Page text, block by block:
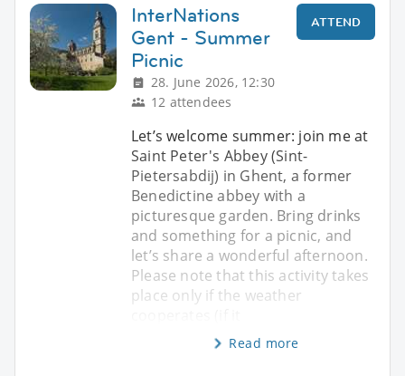
InterNations
Gent - Summer
Picnic
28. June 2026, 12:30
12 attendees
ATTEND
Let’s welcome summer: join me at
Saint Peter's Abbey (Sint-
Pietersabdij) in Ghent, a former
Benedictine abbey with a
picturesque garden. Bring drinks
and something for a picnic, and
let’s share a wonderful afternoon.
Please note that this activity takes
place only if the weather
Read more